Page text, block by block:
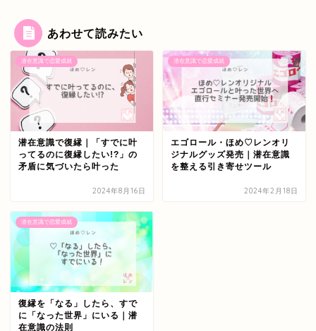
あわせて読みたい
潜在意識で恋愛成就
潜在意識で復縁｜「すでに叶
ってるのに復縁したい!?」の
矛盾に気づいたら叶った
2024年8月16日
潜在意識で恋愛成就
エゴロール・ほめ♡レンオリ
ジナルグッズ発売｜潜在意識
を整える引き寄せツール
2024年2月18日
潜在意識で恋愛成就
復縁を「なる」したら、すで
に「なった世界」にいる｜潜
在意識の法則